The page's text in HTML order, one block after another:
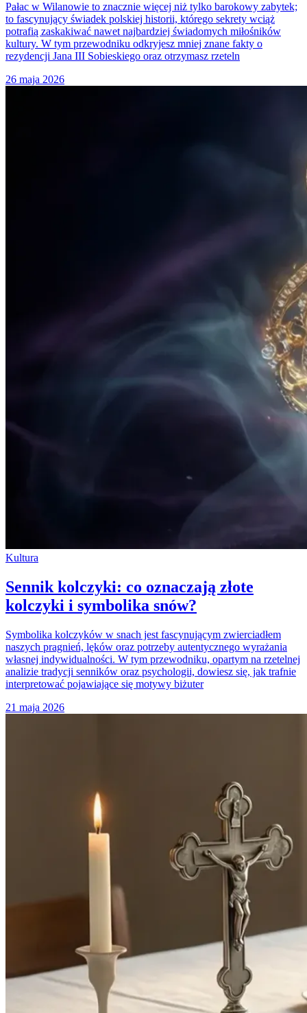
Pałac w Wilanowie to znacznie więcej niż tylko barokowy zabytek;
to fascynujący świadek polskiej historii, którego sekrety wciąż
potrafią zaskakiwać nawet najbardziej świadomych miłośników
kultury. W tym przewodniku odkryjesz mniej znane fakty o
rezydencji Jana III Sobieskiego oraz otrzymasz rzeteln
26 maja 2026
Kultura
Sennik kolczyki: co oznaczają złote
kolczyki i symbolika snów?
Symbolika kolczyków w snach jest fascynującym zwierciadłem
naszych pragnień, lęków oraz potrzeby autentycznego wyrażania
własnej indywidualności. W tym przewodniku, opartym na rzetelnej
analizie tradycji senników oraz psychologii, dowiesz się, jak trafnie
interpretować pojawiające się motywy biżuter
21 maja 2026